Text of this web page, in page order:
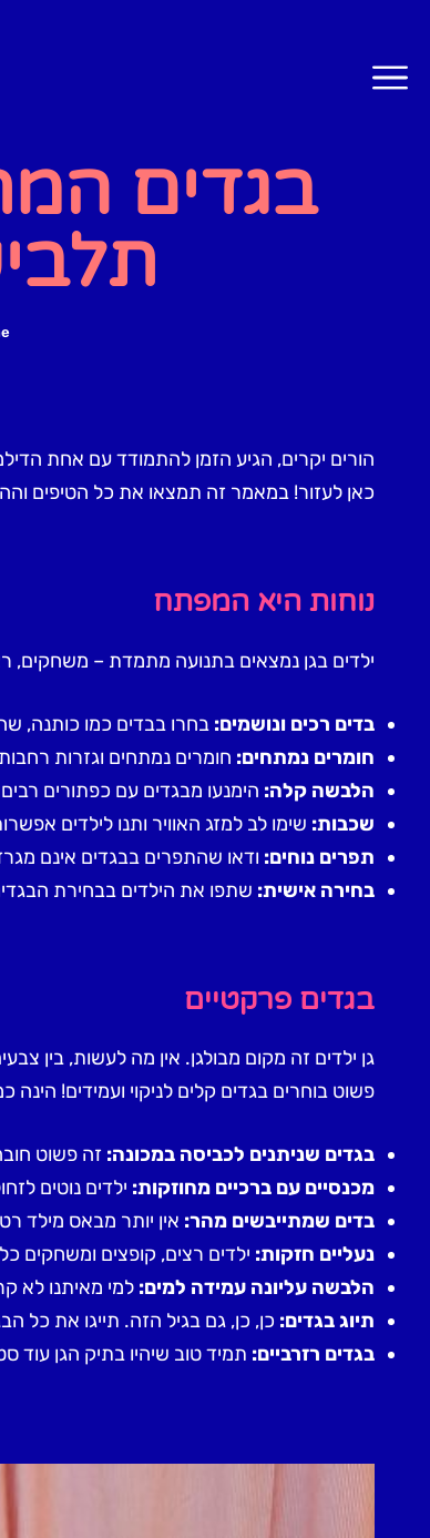
בגדים
הורים יקרים, הגיע הזמן להתמודד עם אחת
כאן לעזור! במאמר זה תמצאו את כל הטיפים
נוחות היא המפתח
ילדים בגן נמצאים בתנועה מתמדת – משחקים,
בדים רכים ונושמים: בחרו בבדים כמו כותנה,
חומרים נמתחים: חומרים נמתחים וגזרות
הלבשה קלה: הימנעו מבגדים עם כפתורים
שכבות: שימו לב למזג האוויר ותנו לילדים
תפרים נוחים: ודאו שהתפרים בבגדים אינם
בחירה אישית: שתפו את הילדים בבחירת
בגדים פרקטיים
גן ילדים זה מקום מבולגן. אין מה לעשות, בין
פשוט בוחרים בגדים קלים לניקוי ועמידים! הינה
בגדים שניתנים לכביסה במכונה: זה פשוט
מכנסיים עם ברכיים מחוזקות: ילדים נוטים
בדים שמתייבשים מהר: אין יותר מבאס מילד
נעליים חזקות: ילדים רצים, קופצים ומשחקים
הלבשה עליונה עמידה למים: למי מאיתנו לא
תיוג בגדים: כן, כן, גם בגיל הזה. תייגו את כל
בגדים רזרביים: תמיד טוב שיהיו בתיק הגן עוד